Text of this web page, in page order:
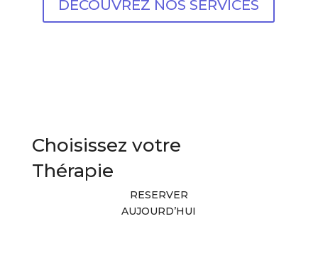
DECOUVREZ NOS SERVICES
Choisissez votre
Thérapie
RESERVER
AUJOURD’HUI